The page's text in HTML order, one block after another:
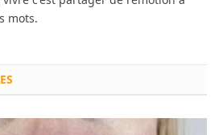
mots.